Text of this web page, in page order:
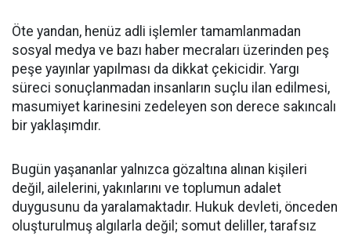
Öte yandan, henüz adli işlemler tamamlanmadan
sosyal medya ve bazı haber mecraları üzerinden peş
peşe yayınlar yapılması da dikkat çekicidir. Yargı
süreci sonuçlanmadan insanların suçlu ilan edilmesi,
masumiyet karinesini zedeleyen son derece sakıncalı
bir yaklaşımdır.
Bugün yaşananlar yalnızca gözaltına alınan kişileri
değil, ailelerini, yakınlarını ve toplumun adalet
duygusunu da yaralamaktadır. Hukuk devleti, önceden
oluşturulmuş algılarla değil; somut deliller, tarafsız